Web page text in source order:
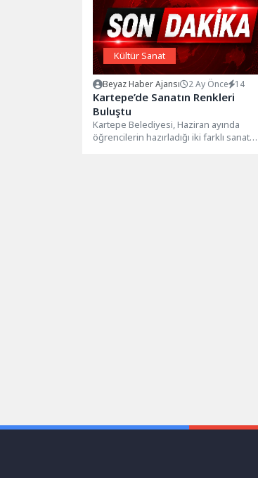
Kültür Sanat
Beyaz Haber Ajansı 2 Ay Önce 14
Kartepe’de Sanatın Renkleri
Buluştu
Kartepe Belediyesi, Haziran ayında
öğrencilerin hazırladığı iki farklı sanat